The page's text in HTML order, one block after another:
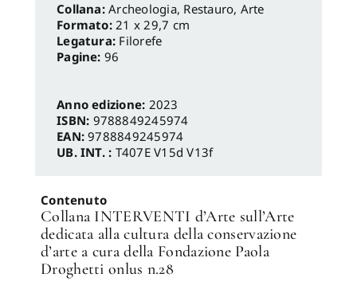
Archeologia, Restauro, Arte
Formato:21 x 29,7 cm
Legatura: Filorefe
Pagine: 96
Anno edizione: 2023
ISBN: 9788849245974
EAN:9788849245974
UB. INT. : T407E V15d V13f
Contenuto
Collana INTERVENTI d’Arte sull’Arte
dedicata alla cultura della conservazione
d’arte a cura della Fondazione Paola
Droghetti onlus n.28